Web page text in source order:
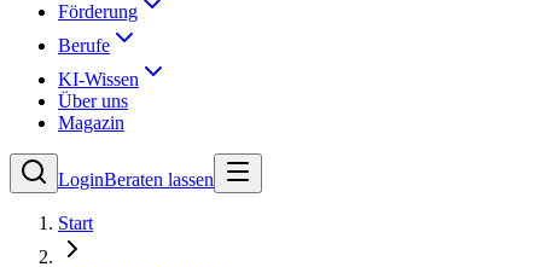
Förderung
Berufe
KI-Wissen
Über uns
Magazin
LoginBeraten lassen
Start